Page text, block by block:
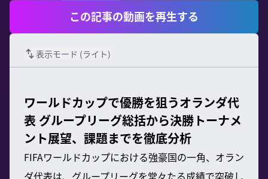
この記事の動画を再生する
表示モード (ライト)
ワールドカップで優勝を狙うオランダ代
表 グループリーグ総括から決勝トーナメ
ント展望、課題までを徹底分析
FIFAワールドカップにおける強豪国の一角、オラン
ダ代表は、グループリーグを堂々たる成績で突破し